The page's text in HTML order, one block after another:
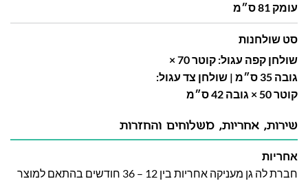
עומק 81 ס״מ
סט שולחנות
שולחן קפה עגול: קוטר 70 ×
גובה 35 ס״מ | שולחן צד עגול:
קוטר 50 × גובה 42 ס״מ
שירות, אחריות, משלוחים והחזרות
אחריות
חברת לה גן מעניקה אחריות בין 12 – 36 חודשים בהתאם למוצר